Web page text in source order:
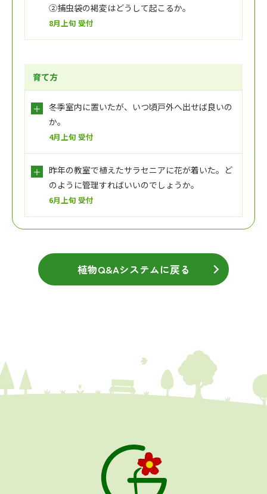
②捕虫袋の褐変はどうして起こるか。
8月上旬 受付
育て方
冬季室内に置いたが、いつ頃戸外へ出せば良いの
か。
4月上旬 受付
昨年の教室で植えたサラセニアに花が着いた。ど
のように管理すればいいのでしょうか。
6月上旬 受付
植物Q&Aシステムに戻る